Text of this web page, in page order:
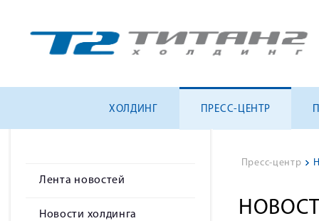
ХОЛДИНГ ПРЕСС-ЦЕНТР
Лента новостей
Новости холдинга
Пресс-центр >